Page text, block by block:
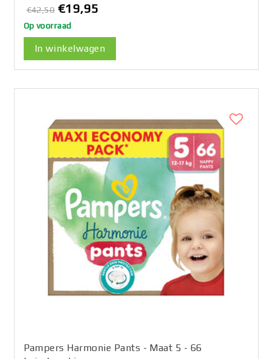
€42,50 €19,95
Op voorraad
In winkelwagen
Pampers Harmonie Pants - Maat 5 - 66